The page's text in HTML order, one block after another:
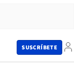
SUSCRÍBETE